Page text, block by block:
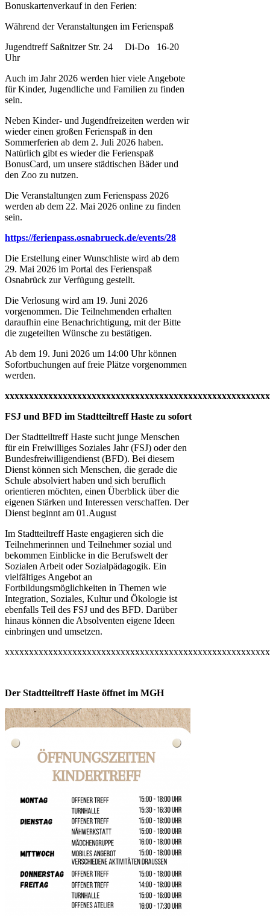
Bonuskartenverkauf in den Ferien:
Während der Veranstaltungen im Ferienspaß
Jugendtreff Saßnitzer Str. 24 Di-Do 16-20
Uhr
Auch im Jahr 2026 werden hier viele Angebote
für Kinder, Jugendliche und Familien zu finden
sein.
Neben Kinder- und Jugendfreizeiten werden wir
wieder einen großen Ferienspaß in den
Sommerferien ab dem 2. Juli 2026 haben.
Natürlich gibt es wieder die Ferienspaß
BonusCard, um unsere städtischen Bäder und
den Zoo zu nutzen.
Die Veranstaltungen zum Ferienspass 2026
werden ab dem 22. Mai 2026 online zu finden
sein.
https://ferienpass.osnabrueck.de/events/28
Die Erstellung einer Wunschliste wird ab dem
29. Mai 2026 im Portal des Ferienspaß
Osnabrück zur Verfügung gestellt.
Die Verlosung wird am 19. Juni 2026
vorgenommen. Die Teilnehmenden erhalten
daraufhin eine Benachrichtigung, mit der Bitte
die zugeteilten Wünsche zu bestätigen.
Ab dem 19. Juni 2026 um 14:00 Uhr können
Sofortbuchungen auf freie Plätze vorgenommen
werden.
FSJ und BFD im Stadtteiltreff Haste zu sofort
Der Stadtteiltreff Haste sucht junge Menschen
für ein Freiwilliges Soziales Jahr (FSJ) oder den
Bundesfreiwilligendienst (BFD). Bei diesem
Dienst können sich Menschen, die gerade die
Schule absolviert haben und sich beruflich
orientieren möchten, einen Überblick über die
eigenen Stärken und Interessen verschaffen. Der
Dienst beginnt am 01.August
Im Stadtteiltreff Haste engagieren sich die
Teilnehmerinnen und Teilnehmer sozial und
bekommen Einblicke in die Berufswelt der
Sozialen Arbeit oder Sozialpädagogik. Ein
vielfältiges Angebot an
Fortbildungsmöglichkeiten in Themen wie
Integration, Soziales, Kultur und Ökologie ist
ebenfalls Teil des FSJ und des BFD. Darüber
hinaus können die Absolventen eigene Ideen
einbringen und umsetzen.
Der Stadtteiltreff Haste öffnet im MGH